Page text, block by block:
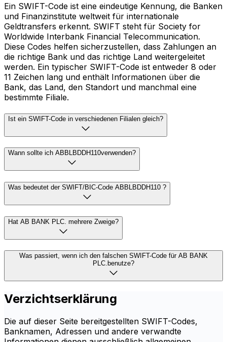
Ein SWIFT-Code ist eine eindeutige Kennung, die Banken
und Finanzinstitute weltweit für internationale
Geldtransfers erkennt. SWIFT steht für Society for
Worldwide Interbank Financial Telecommunication.
Diese Codes helfen sicherzustellen, dass Zahlungen an
die richtige Bank und das richtige Land weitergeleitet
werden. Ein typischer SWIFT-Code ist entweder 8 oder
11 Zeichen lang und enthält Informationen über die
Bank, das Land, den Standort und manchmal eine
bestimmte Filiale.
Ist ein SWIFT-Code in verschiedenen Filialen gleich?
Wann sollte ich ABBLBDDH110verwenden?
Was bedeutet der SWIFT/BIC-Code ABBLBDDH110 ?
Hat AB BANK PLC. mehrere Zweige?
Was passiert, wenn ich den falschen SWIFT-Code für AB BANK
PLC.benutze?
Verzichtserklärung
Die auf dieser Seite bereitgestellten SWIFT-Codes,
Banknamen, Adressen und andere verwandte